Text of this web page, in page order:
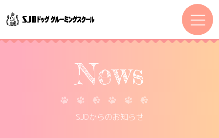
News
SJDからのお知らせ